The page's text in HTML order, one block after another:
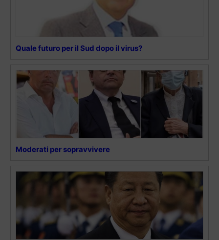
Quale futuro per il Sud dopo il virus?
Moderati per sopravvivere